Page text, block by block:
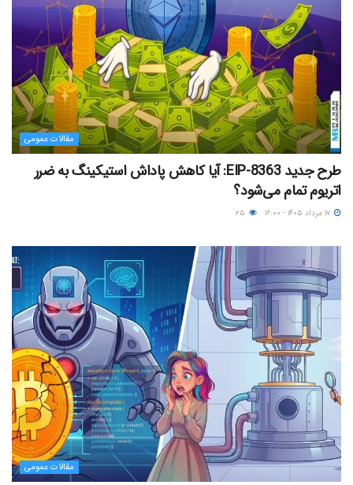
مقالات عمومی
طرح جدید EIP-8363: آیا کاهش پاداش استیکینگ به ضرر
اتریوم تمام می‌شود؟
مقالات عمومی